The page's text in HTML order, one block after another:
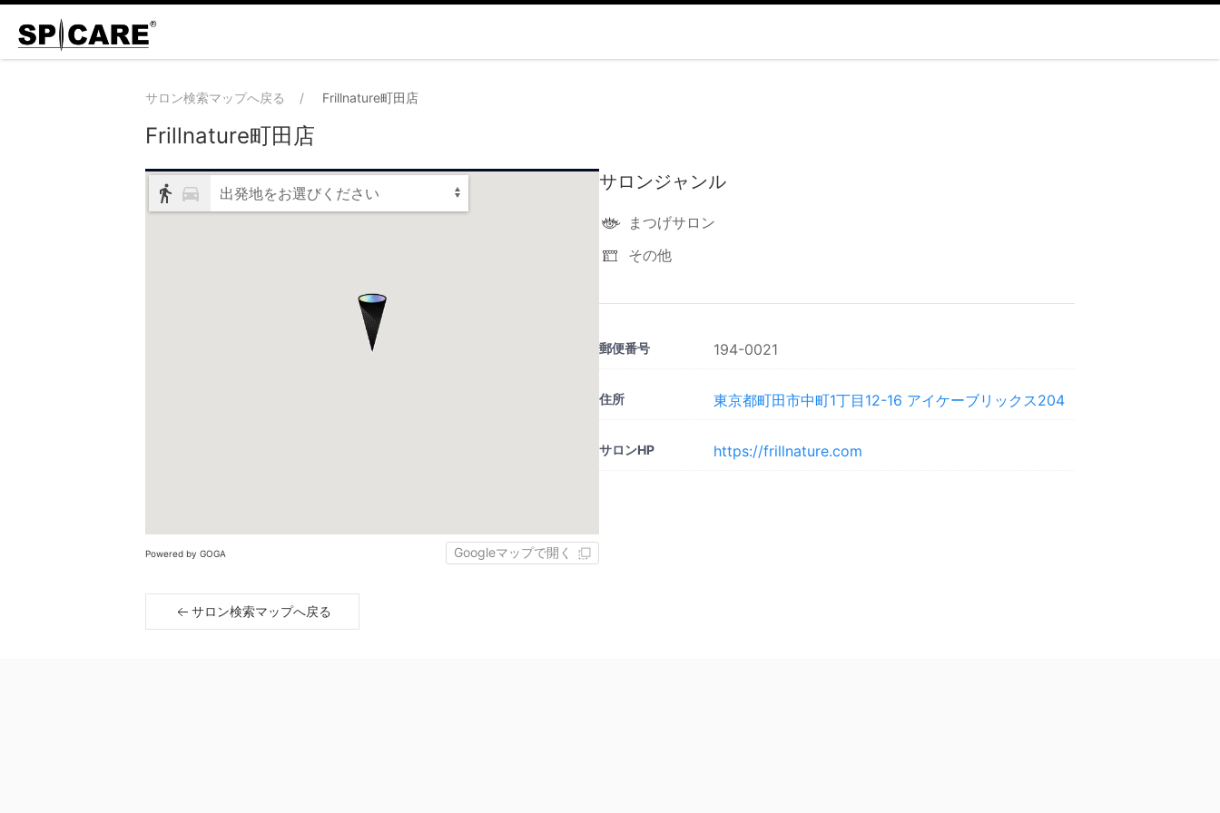
サロン検索マップへ戻る Frillnature町田店
Frillnature町田店
出発地をお選びください
Powered by GOGA Googleマップで開く
サロンジャンル
まつげサロン
その他
郵便番号 194-0021
住所 東京都町田市中町1丁目12-16 アイケーブリックス204
サロンHP https://frillnature.com
サロン検索マップへ戻る